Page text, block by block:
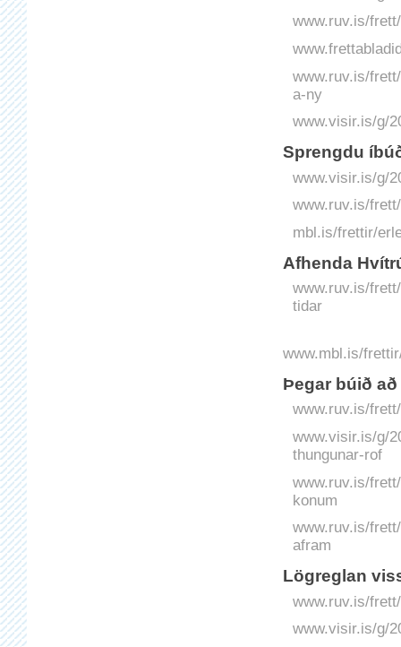
www.ruv.is/
www.ruv.is/
a-ny
www.visir.is/g/
Sprengdu
www.visir.is/g/
www.ruv.is/
mbl.is/frettir/
Afhenda
www.ruv.is/
tidar
www.mbl.is/
Þegar búið
www.ruv.is/
www.visir.is/g/
thungunar-rof
www.ruv.is/
konum
www.ruv.is/
afram
Lögreglan
www.ruv.is/
www.visir.is/g/